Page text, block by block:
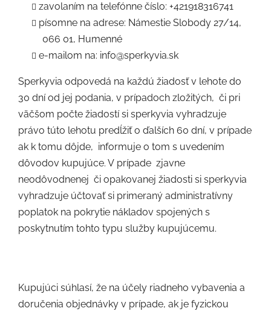
zavolaním na telefónne číslo: +421918316741
písomne na adrese: Námestie Slobody 27/14,
066 01, Humenné
e-mailom na: info@sperkyvia.sk
Sperkyvia odpovedá na každú žiadosť v lehote do
30 dní od jej podania, v prípadoch zložitých, či pri
väčšom počte žiadostí si sperkyvia vyhradzuje
právo túto lehotu predĺžiť o ďalších 60 dní, v prípade
ak k tomu dôjde, informuje o tom s uvedením
dôvodov kupujúce. V prípade zjavne
neodôvodnenej či opakovanej žiadosti si sperkyvia
vyhradzuje účtovať si primeraný administratívny
poplatok na pokrytie nákladov spojených s
poskytnutím tohto typu služby kupujúcemu.
Kupujúci súhlasí, že na účely riadneho vybavenia a
doručenia objednávky v prípade, ak je fyzickou